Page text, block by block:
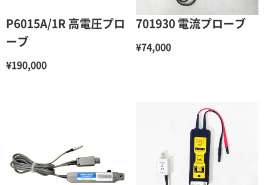
P6015A/1R 高電圧プロ
ーブ
¥190,000
701930 電流プローブ
¥74,000